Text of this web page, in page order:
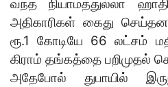
வந்த நியாமத்துல்லா
அதிகாரிகள் கைது
ரூ.1 கோடியே 66 லட்சம்
கிராம் தங்கத்தை பறிமுதல்
அதேபோல் துபாயில்